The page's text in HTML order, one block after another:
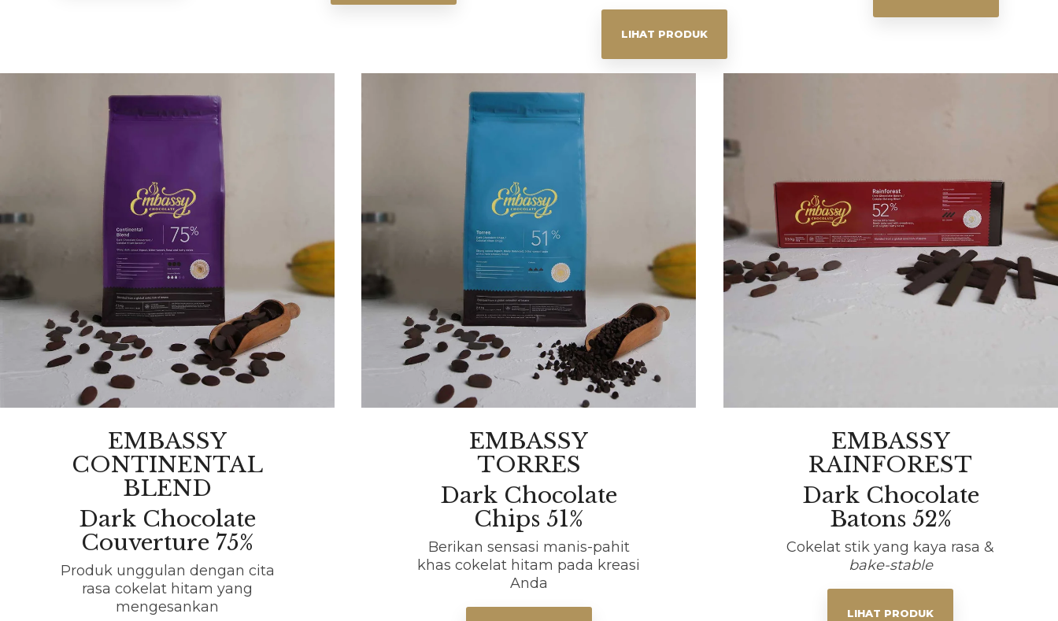
LIHAT PRODUK
EMBASSY
CONTINENTAL
BLEND
Dark Chocolate
Couverture 75%
Produk unggulan dengan cita
rasa cokelat hitam yang
mengesankan
EMBASSY
TORRES
Dark Chocolate
Chips 51%
Berikan sensasi manis-pahit
khas cokelat hitam pada kreasi
Anda
EMBASSY
RAINFOREST
Dark Chocolate
Batons 52%
Cokelat stik yang kaya rasa &
bake-stable
LIHAT PRODUK